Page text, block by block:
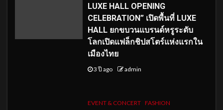
LUXE HALL OPENING
CELEBRATION” เปิดพื้นที่ LUXE
HALL ยกขบวนแบรนด์หรูระดับ
โลกเปิดแฟล็กชิปสโตร์แห่งแรกใน
เมืองไทย
3 ปี ago admin
EVENT & CONCERT FASHION